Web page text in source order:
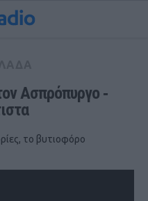
Ασπρόπυργο ‑
το βυτιοφόρο